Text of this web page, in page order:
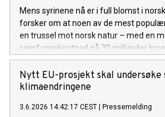
Mens syrinene nå er i full blomst i
forsker om at noen av de mest
en trussel mot norsk natur – med en
samfunnskostnad på 30 milliarder
Nytt EU-prosjekt skal undersøke
klimaendringene
3.6.2026 14:42:17 CEST Pressemelding